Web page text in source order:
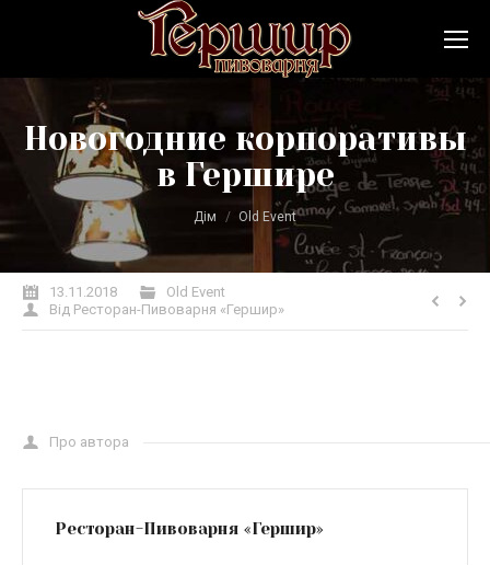
Новогодние корпоративы
в Гершире
Дім Old Event
13.11.2018
Old Event
Від Ресторан-Пивоварня «Гершир»
Про автора
Ресторан-Пивоварня «Гершир»